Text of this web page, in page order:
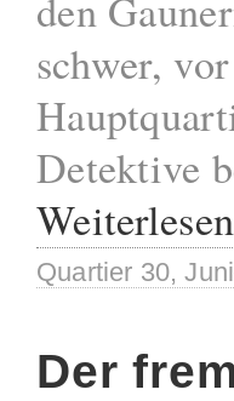
schwer,
Detektive
Quartier 30,
Der